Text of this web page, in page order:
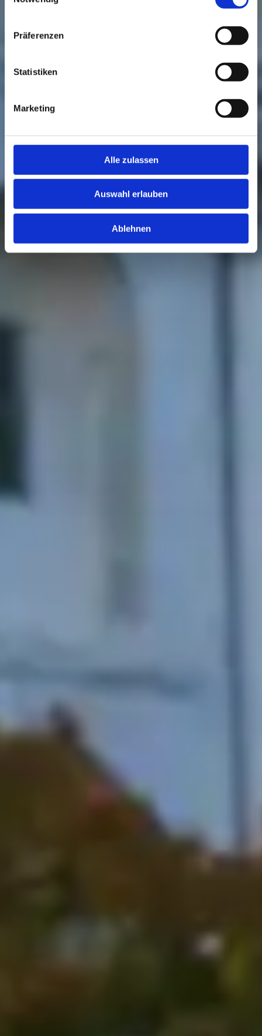
Präferenzen
Statistiken
Marketing
Alle zulassen
Auswahl erlauben
Ablehnen